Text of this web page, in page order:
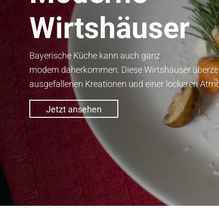
Wirtshäuser
Bayerische Küche kann auch ganz
modern daherkommen: Diese Wirtshäuser
ausgefallenen Kreationen und einer lockeren
Jetzt ansehen